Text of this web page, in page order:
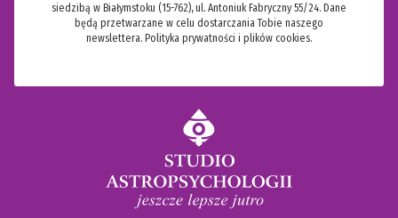
siedzibą w Białymstoku (15-762), ul. Antoniuk Fabryczny 55/24. Dane
będą przetwarzane w celu dostarczania Tobie naszego
newslettera. Polityka prywatności i plików cookies.